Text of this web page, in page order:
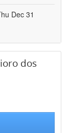
Dec 31
dos